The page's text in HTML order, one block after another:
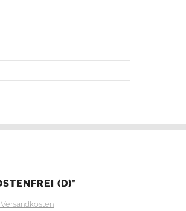
(D)*